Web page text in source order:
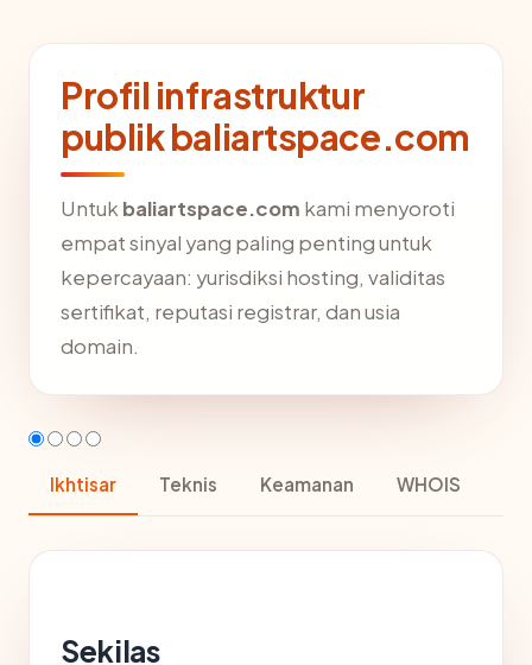
Profil infrastruktur
publik baliartspace.com
Untuk baliartspace.com kami menyoroti
empat sinyal yang paling penting untuk
kepercayaan: yurisdiksi hosting, validitas
sertifikat, reputasi registrar, dan usia
domain.
Ikhtisar Teknis Keamanan WHOIS
Sekilas